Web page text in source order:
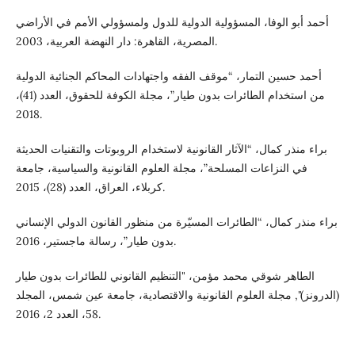
أحمد أبو الوفا، المسؤولية الدولية للدول ولمسؤولي الأمم في الأراضي
المصرية، القاهرة: دار النهضة العربية، 2003.
أحمد حسين التمار، “موقف الفقه واجتهادات المحاكم الجنائية الدولية
من استخدام الطائرات بدون طيار”، مجلة الكوفة للحقوق، العدد (41)،
2018.
براء منذر كمال، “الآثار القانونية لاستخدام الروبوتات والتقنيات الحديثة
في النزاعات المسلحة”، مجلة العلوم القانونية والسياسية، جامعة
كربلاء، العراق، العدد (28)، 2015.
براء منذر كمال، “الطائرات المسيّرة من منظور القانون الدولي الإنساني
بدون طيار”، رسالة ماجستير، 2016.
الطاهر شوقي محمد مؤمن، "التنظيم القانوني للطائرات بدون طيار
(الدرونز)", مجلة العلوم القانونية والاقتصادية، جامعة عين شمس، المجلد
58، العدد 2، 2016.